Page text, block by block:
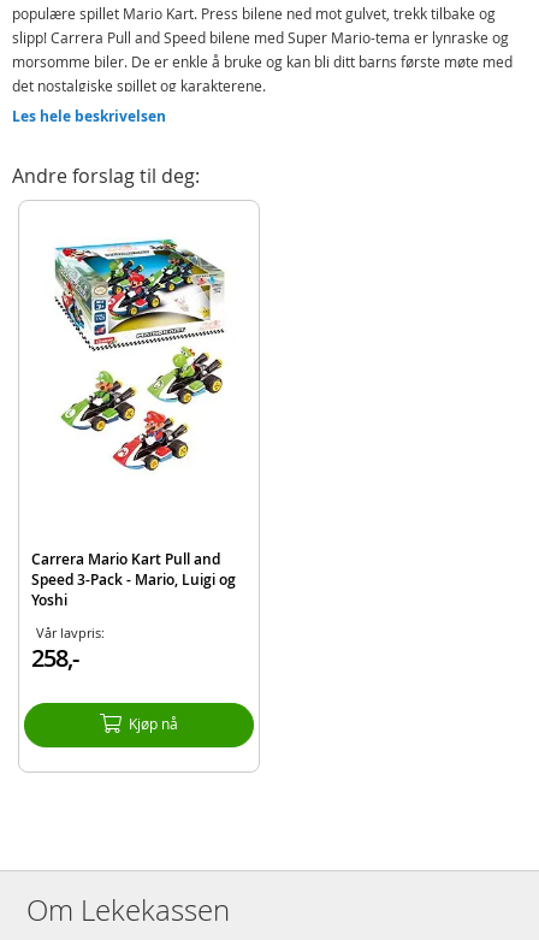
populære spillet Mario Kart. Press bilene ned mot gulvet, trekk tilbake og
slipp! Carrera Pull and Speed bilene med Super Mario-tema er lynraske og
morsomme biler. De er enkle å bruke og kan bli ditt barns første møte med
det nostalgiske spillet og karakterene.
De fire karakterene Mario, Luigi, Yoshi og Toad kommer her i hvert sitt
sammen med venner. Kjør om kapp eller lag en egen bane over gulvet med
et konstruert hopp. Trykk ned, dra tilbake og se bilene kjøre i full fart ut av
Inneholder:
Mario trekkbil
Luigi trekkbil
Yoshi trekkbil
Toad trekkbil
Detaljer:
EAN
Les hele beskrivelsen
Andre forslag til deg:
Carrera Mario Kart Pull and
Speed 3-Pack - Mario, Luigi og
Yoshi
Vår lavpris:
258,-
Kjøp nå
Om Lekekassen